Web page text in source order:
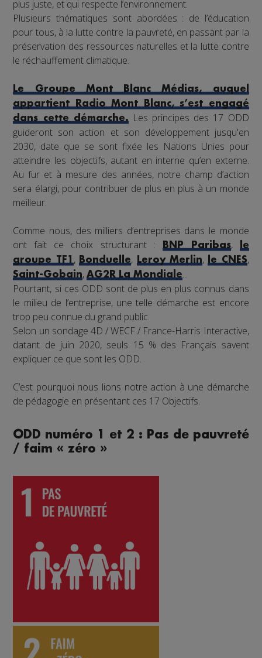
plus juste, et qui respecte l’environnement.
Plusieurs thématiques sont abordées : de l’éducation
pour tous, à la lutte contre la pauvreté, en passant par la
préservation des ressources naturelles et la lutte contre
le réchauffement climatique.
Le Groupe Mont Blanc Médias, auquel
appartient Radio Mont Blanc, s’est engagé
dans cette démarche.Les principes des 17 ODD
guideront son action et son développement jusqu'en
2030, date que se sont fixée les Nations Unies pour
atteindre les objectifs, autant en interne qu’en externe.
Au fur et à mesure des années, notre champ d’action
sera élargi, pour contribuer de plus en plus à un monde
meilleur.
Comme nous, des milliers d’entreprises dans le monde
ont fait ce choix structurant :
BNP Paribas,
le
groupe TF1,Bonduelle, Leroy Merlin,le CNES,
Saint-Gobain,AG2R La Mondiale...
Pourtant, si ces ODD sont de plus en plus connus dans
le milieu de l’entreprise, une telle démarche est encore
trop peu connue du grand public.
Selon un sondage 4D / WECF / France-Harris Interactive,
datant de juin 2020, seuls 15 % des Français savent
expliquer ce que sont les ODD.
C’est pourquoi nous lions notre action à une démarche
de pédagogie en présentant ces 17 Objectifs.
ODD numéro 1 et 2 : Pas de pauvreté
/ faim « zéro »